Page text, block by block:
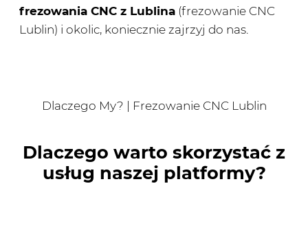
frezowania CNC z Lublina (frezowanie CNC
Lublin) i okolic, koniecznie zajrzyj do nas.
Dlaczego My? | Frezowanie CNC Lublin
Dlaczego warto skorzystać z
usług naszej platformy?